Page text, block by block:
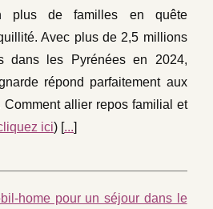
plus de familles en quête
Avec plus de 2,5 millions
dans les Pyrénées en 2024,
répond parfaitement aux
Comment allier repos familial et
ici) [...]
home pour un séjour dans le